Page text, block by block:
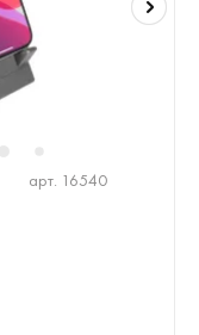
арт. 16540